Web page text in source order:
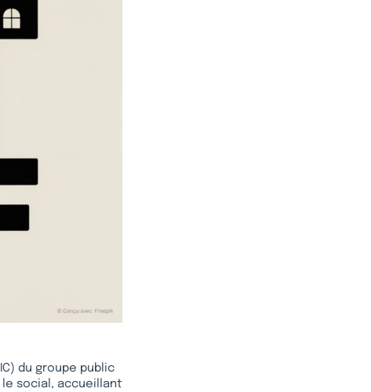
du groupe public
le social, accueillant